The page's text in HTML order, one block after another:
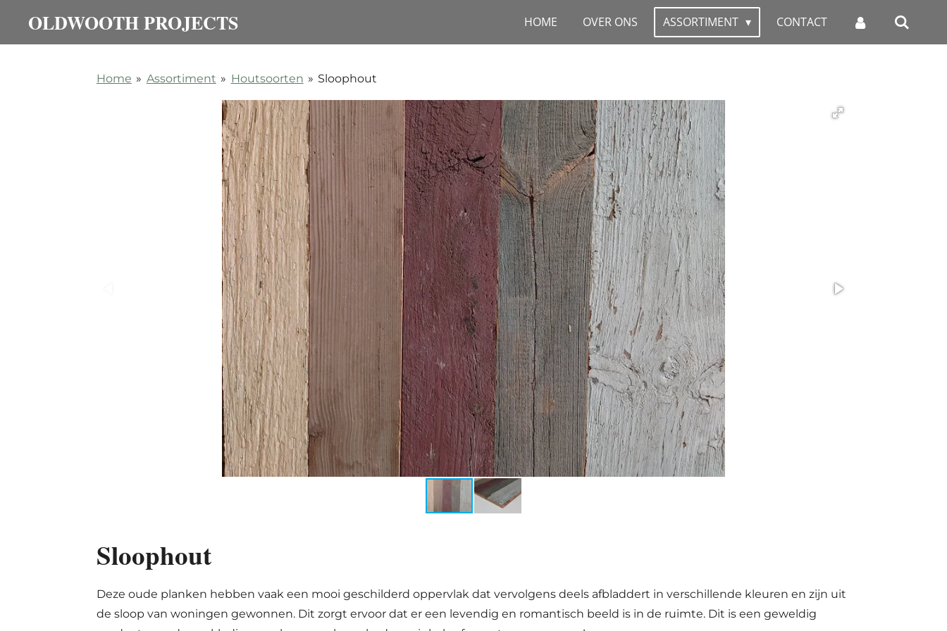
OLDWOOTH PROJECTS HOME OVER ONS ASSORTIMENT CONTACT
Home » Assortiment » Houtsoorten » Sloophout
Sloophout
Deze oude planken hebben vaak een mooi geschilderd oppervlak dat vervolgens deels afbladdert in verschillende kleuren en zijn uit
de sloop van woningen gewonnen. Dit zorgt ervoor dat er een levendig en romantisch beeld is in de ruimte. Dit is een geweldig